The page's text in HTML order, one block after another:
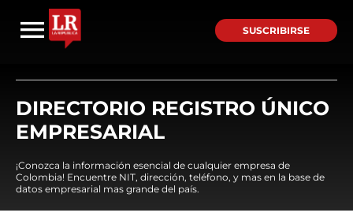
SUSCRIBIRSE
DIRECTORIO REGISTRO ÚNICO
EMPRESARIAL
¡Conozca la información esencial de cualquier empresa de
Colombia! Encuentre NIT, dirección, teléfono, y mas en la base de
datos empresarial mas grande del país.